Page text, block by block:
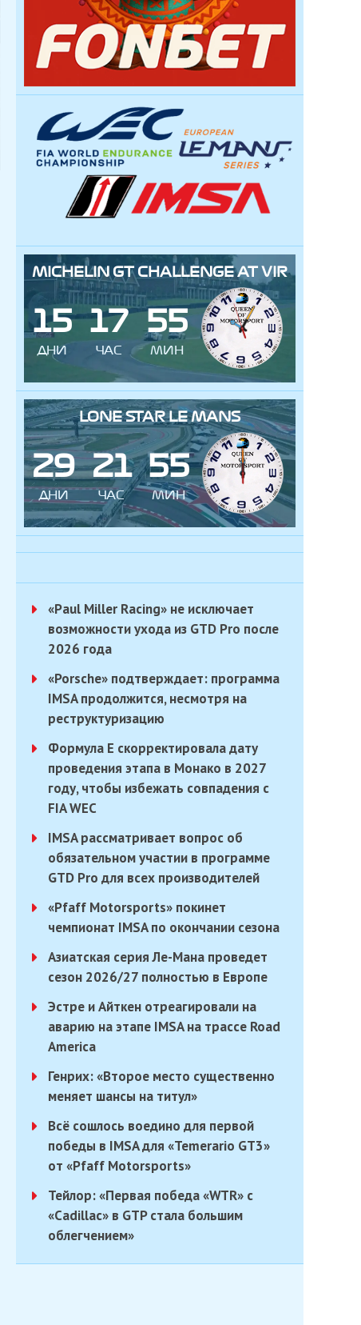
MICHELIN GT CHALLENGE AT VIR
15
ДНИ
17
ЧАС
55
МИН
LONE STAR LE MANS
29
ДНИ
21
ЧАС
55
МИН
«Paul Miller Racing» не исключает
возможности ухода из GTD Pro после
2026 года
«Porsche» подтверждает: программа
IMSA продолжится, несмотря на
реструктуризацию
Формула E скорректировала дату
проведения этапа в Монако в 2027
году, чтобы избежать совпадения с
FIA WEC
IMSA рассматривает вопрос об
обязательном участии в программе
GTD Pro для всех производителей
«Pfaff Motorsports» покинет
чемпионат IMSA по окончании сезона
Азиатская серия Ле-Мана проведет
сезон 2026/27 полностью в Европе
Эстре и Айткен отреагировали на
аварию на этапе IMSA на трассе Road
America
Генрих: «Второе место существенно
меняет шансы на титул»
Всё сошлось воедино для первой
победы в IMSA для «Temerario GT3»
от «Pfaff Motorsports»
Тейлор: «Первая победа «WTR» с
«Cadillac» в GTP стала большим
облегчением»